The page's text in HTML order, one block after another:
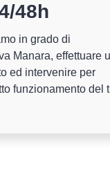
48h
in grado di
Manara, effettuare
ed intervenire per
funzionamento del